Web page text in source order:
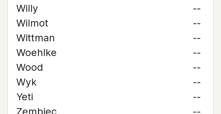
Willy
--
Wilmot
--
Wittman
--
Woehlke
--
Wood
--
Wyk
--
Yeti
--
Zembiec
--